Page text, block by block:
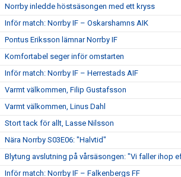
Norrby inledde höstsäsongen med ett kryss
Inför match: Norrby IF – Oskarshamns AIK
Pontus Eriksson lämnar Norrby IF
Komfortabel seger inför omstarten
Inför match: Norrby IF – Herrestads AIF
Varmt välkommen, Filip Gustafsson
Varmt välkommen, Linus Dahl
Stort tack för allt, Lasse Nilsson
Nära Norrby S03E06: "Halvtid"
Blytung avslutning på vårsäsongen: "Vi faller ihop
Inför match: Norrby IF – Falkenbergs FF